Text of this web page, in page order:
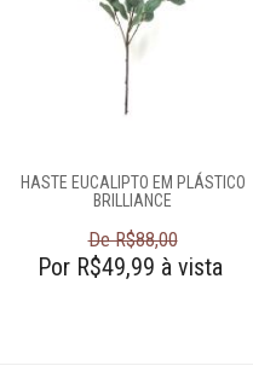
Decoração
Pesquisar Lista
Conosco
HASTE EUCALIPTO EM PLÁSTICO
BRILLIANCE
De R$88,00
Por R$49,99 à vista